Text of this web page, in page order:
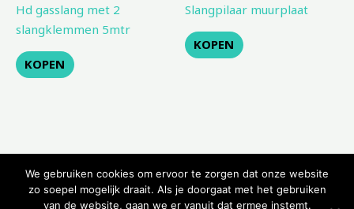
Hd gasslang met 2
slangklemmen 5mtr
KOPEN
Slangpilaar muurplaat
KOPEN
We gebruiken cookies om ervoor te zorgen dat onze website
zo soepel mogelijk draait. Als je doorgaat met het gebruiken
van de website, gaan we er vanuit dat ermee instemt.